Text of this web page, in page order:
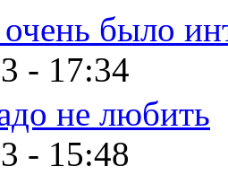
было
- 17:34
не любить
- 15:48